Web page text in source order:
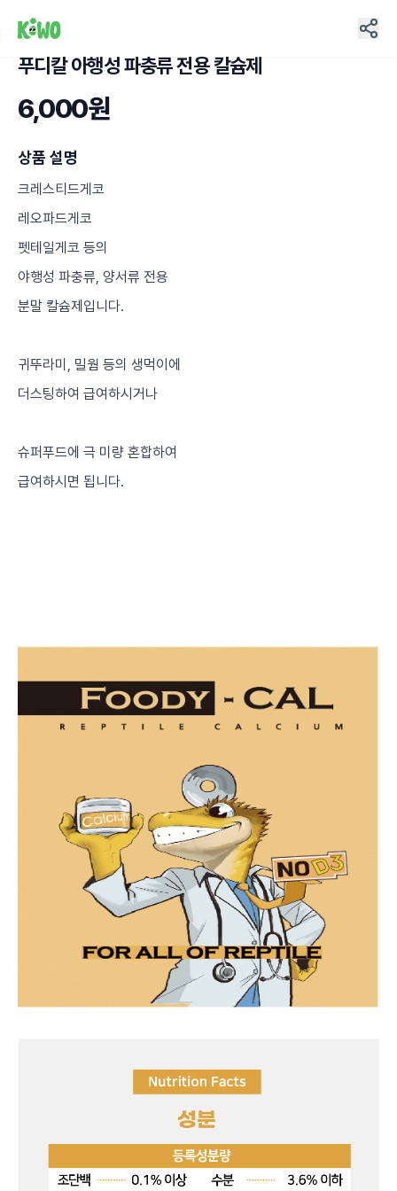
푸디칼 아행성 파충류 전용 칼슘제
6,000원
상품 설명
크레스티드게코
레오파드게코
펫테일게코 등의
야행성 파충류, 양서류 전용
분말 칼슘제입니다.
귀뚜라미, 밀웜 등의 생먹이에
더스팅하여 급여하시거나
슈퍼푸드에 극 미량 혼합하여
급여하시면 됩니다.